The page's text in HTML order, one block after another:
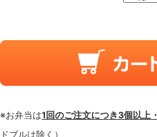
※お弁当は1回のご注文につき3個以上
ドブルは除く）